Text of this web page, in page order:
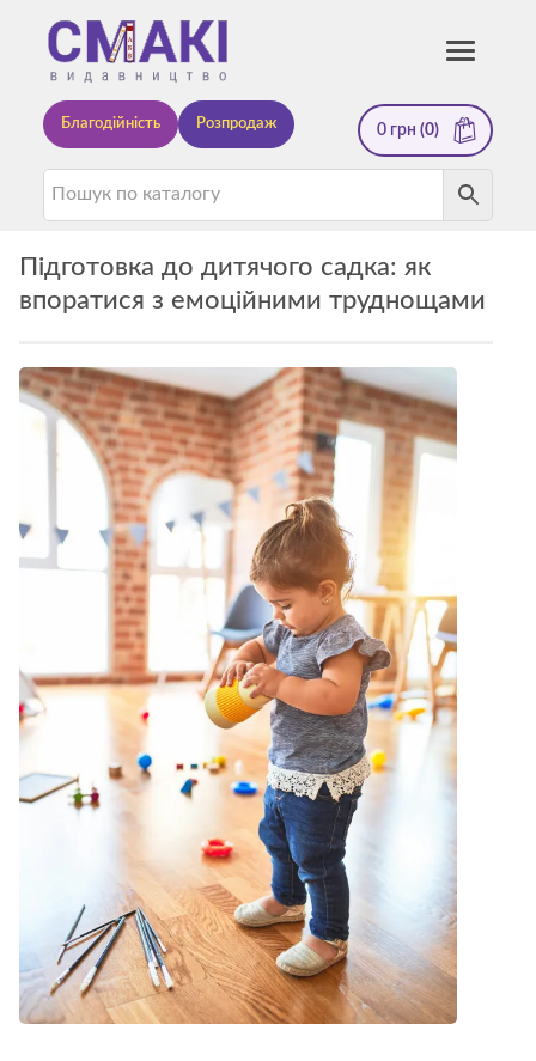
—
видавництво
Toggle
Благодійність Розпродаж 0 грн (0)
Підготовка до дитячого садка: як
впоратися з емоційними труднощами